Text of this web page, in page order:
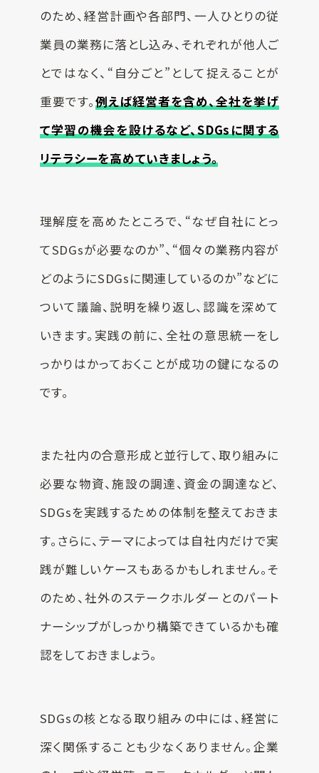
のため、経営計画や各部門、一人ひとりの従
業員の業務に落とし込み、それぞれが他人ご
とではなく、“自分ごと”として捉えることが
重要です。例えば経営者を含め、全社を挙げ
て学習の機会を設けるなど、SDGsに関する
リテラシーを高めていきましょう。
理解度を高めたところで、“なぜ自社にとっ
てSDGsが必要なのか”、“個々の業務内容が
どのようにSDGsに関連しているのか”などに
ついて議論、説明を繰り返し、認識を深めて
いきます。実践の前に、全社の意思統一をし
っかりはかっておくことが成功の鍵になるの
です。
また社内の合意形成と並行して、取り組みに
必要な物資、施設の調達、資金の調達など、
SDGsを実践するための体制を整えておきま
す。さらに、テーマによっては自社内だけで実
践が難しいケースもあるかもしれません。そ
のため、社外のステークホルダーとのパート
ナーシップがしっかり構築できているかも確
認をしておきましょう。
SDGsの核となる取り組みの中には、経営に
深く関係することも少なくありません。企業